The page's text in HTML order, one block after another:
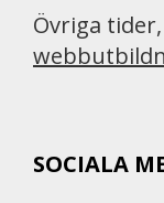
Övriga
SOCIALA